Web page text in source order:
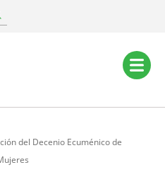
del Decenio Ecuménico de